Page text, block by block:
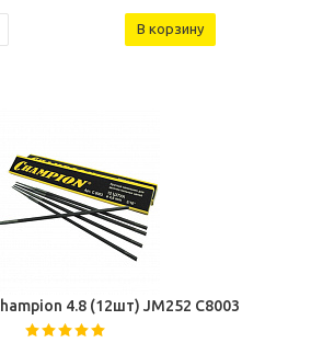
В корзину
4.8 (12шт) JM252 C8003